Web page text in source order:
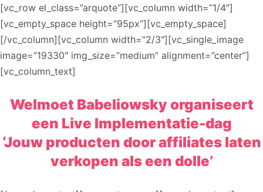
[vc_row el_class=”arquote”][vc_column width=”1/4″]
[vc_empty_space height=”95px”][vc_empty_space]
[/vc_column][vc_column width=”2/3″][vc_single_image
image=”19330″ img_size=”medium” alignment=”center”]
[vc_column_text]
Welmoet Babeliowsky organiseert
een Live Implementatie-dag
‘Jouw producten door affiliates laten
verkopen als een dolle’